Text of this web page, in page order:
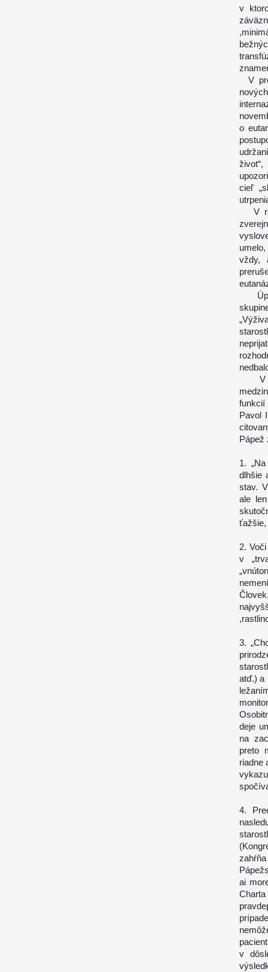
v
V
o
cieľ
V
vždy,
V
Pavol
Pápež
1.
dlhšie
stav.
ale
ťažšie,
2.
v
3.
atď.) a
deje
na
preto
riadne
4.
ai
v